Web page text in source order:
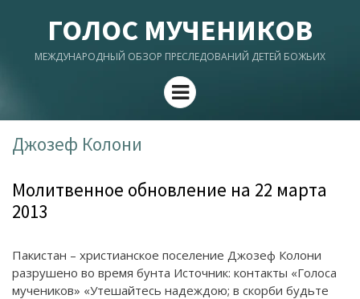
ГОЛОС МУЧЕНИКОВ
МЕЖДУНАРОДНЫЙ ОБЗОР ПРЕСЛЕДОВАНИЙ ДЕТЕЙ БОЖЬИХ
Menu
Джозеф Колони
Молитвенное обновление на 22 марта
2013
Пакистан – христианское поселение Джозеф Колони
разрушено во время бунта Источник: контакты «Голоса
мучеников» «Утешайтесь надеждою; в скорби будьте